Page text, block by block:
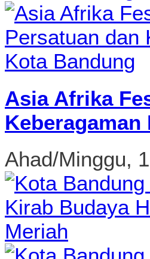
Asia Afrika
Ahad/Minggu,